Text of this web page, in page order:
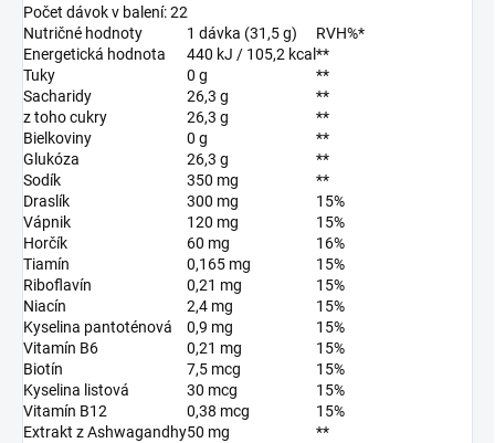
Počet dávok v balení: 22
Nutričné hodnoty
1 dávka (31,5 g)
RVH%*
Energetická hodnota
440 kJ / 105,2 kcal **
Tuky
0 g
**
Sacharidy
26,3 g
**
z toho cukry
26,3 g
**
Bielkoviny
0 g
**
Glukóza
26,3 g
**
Sodík
350 mg
**
Draslík
300 mg
15%
Vápnik
120 mg
15%
Horčík
60 mg
16%
Tiamín
0,165 mg
15%
Riboflavín
0,21 mg
15%
Niacín
2,4 mg
15%
Kyselina pantoténová
0,9 mg
15%
Vitamín B6
0,21 mg
15%
Biotín
7,5 mcg
15%
Kyselina listová
30 mcg
15%
Vitamín B12
0,38 mcg
15%
Extrakt z Ashwagandhy50 mg
**